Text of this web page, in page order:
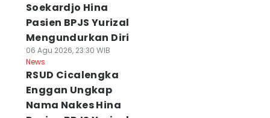
Soekardjo Hina
Pasien BPJS Yurizal
Mengundurkan Diri
06 Agu 2026, 23:30 WIB
News
RSUD Cicalengka
Enggan Ungkap
Nama Nakes Hina